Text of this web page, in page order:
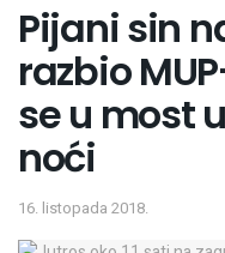
Pijani sin
razbio
se u most
noći
16. listopada 2018.